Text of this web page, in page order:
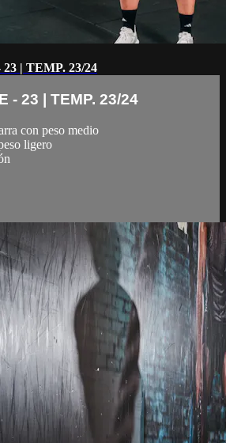
| TEMP. 23/24
- 23 | TEMP. 23/24
con peso medio
ligero